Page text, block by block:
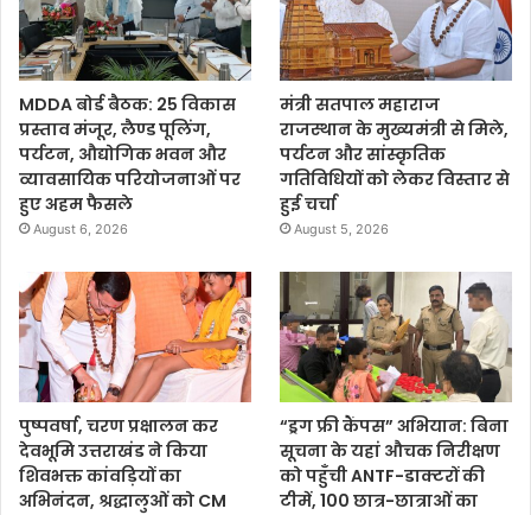
MDDA बोर्ड बैठक: 25 विकास
प्रस्ताव मंजूर, लैण्ड पूलिंग,
पर्यटन, औद्योगिक भवन और
व्यावसायिक परियोजनाओं पर
हुए अहम फैसले
August 6, 2026
मंत्री सतपाल महाराज
राजस्थान के मुख्यमंत्री से मिले,
पर्यटन और सांस्कृतिक
गतिविधियों को लेकर विस्तार से
हुई चर्चा
August 5, 2026
पुष्पवर्षा, चरण प्रक्षालन कर
देवभूमि उत्तराखंड ने किया
शिवभक्त कांवड़ियों का
अभिनंदन, श्रद्धालुओं को CM
“ड्रग फ्री कैंपस” अभियान: बिना
सूचना के यहां औचक निरीक्षण
को पहुँची ANTF-डाक्टरों की
टीमें, 100 छात्र-छात्राओं का